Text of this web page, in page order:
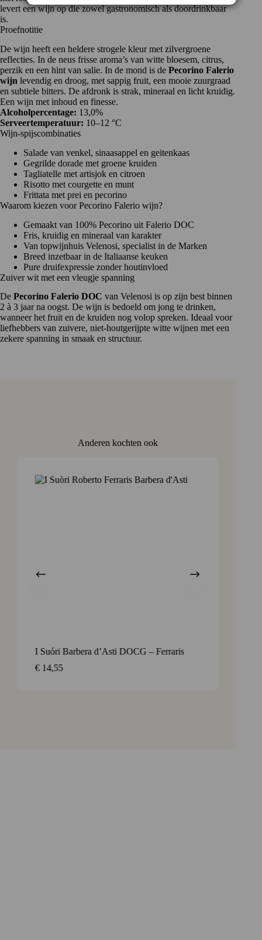
levert een wijn op die zowel gastronomisch als doordrinkbaar
is.
Proefnotitie
De wijn heeft een heldere strogele kleur met zilvergroene
reflecties. In de neus frisse aroma’s van witte bloesem, citrus,
perzik en een hint van salie. In de mond is de Pecorino Falerio
wijn levendig en droog, met sappig fruit, een mooie zuurgraad
en subtiele bitters. De afdronk is strak, mineraal en licht kruidig.
Een wijn met inhoud en finesse.
Alcoholpercentage: 13,0%
Serveertemperatuur: 10–12 °C
Wijn-spijscombinaties
Salade van venkel, sinaasappel en geitenkaas
Gegrilde dorade met groene kruiden
Tagliatelle met artisjok en citroen
Risotto met courgette en munt
Frittata met prei en pecorino
Waarom kiezen voor Pecorino Falerio wijn?
Gemaakt van 100% Pecorino uit Falerio DOC
Fris, kruidig en mineraal van karakter
Van topwijnhuis Velenosi, specialist in de Marken
Breed inzetbaar in de Italiaanse keuken
Pure druifexpressie zonder houtinvloed
Zuiver wit met een vleugje spanning
De Pecorino Falerio DOC van Velenosi is op zijn best binnen
2 à 3 jaar na oogst. De wijn is bedoeld om jong te drinken,
wanneer het fruit en de kruiden nog volop spreken. Ideaal voor
liefhebbers van zuivere, niet-houtgerijpte witte wijnen met een
zekere spanning in smaak en structuur.
Anderen kochten ook
I Suóri Barbera d’Asti DOCG – Ferraris
€ 14,55